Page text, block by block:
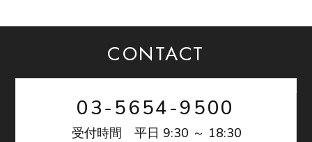
CONTACT
03-5654-9500
受付時間 平日 9:30 ～ 18:30